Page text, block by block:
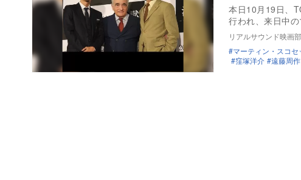
本日10月19日、
行われ、来日中
リアルサウンド映画部
マーティン・スコセ
窪塚洋介
遠藤周作